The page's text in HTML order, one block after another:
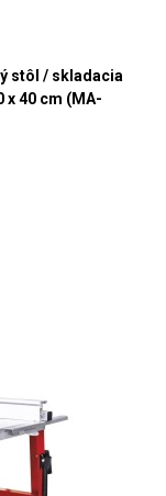
stôl / skladacia
x 40 cm (MA-